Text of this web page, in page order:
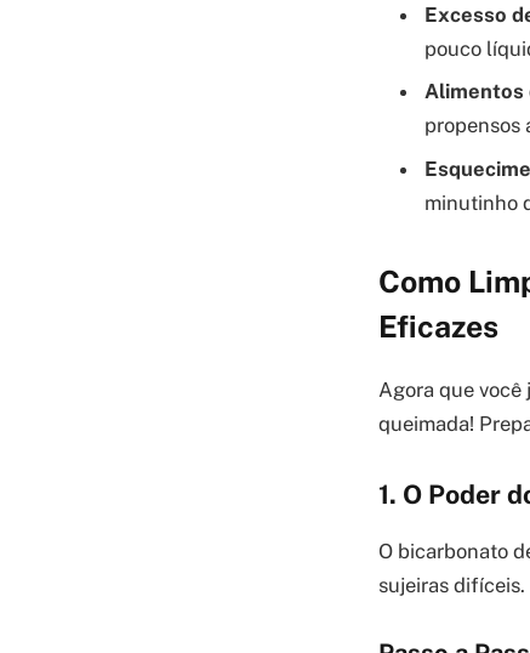
Excesso
pouco
Alimentos
propensos
minutinho
Como
Eficazes
Agora que você
queimada!
1. O Poder
O bicarbonato
sujeiras difíceis.